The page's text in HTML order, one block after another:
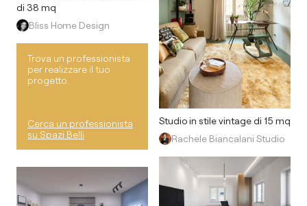
di 38 mq
Bliss Home Design
Trova un professionista
per realizzare il tuo
progetto.
Cerca un professionista
su Spazi Belli
Studio in stile vintage di 15 mq
Rachele Biancalani Studio